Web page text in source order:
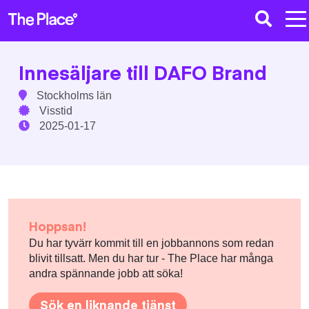
Innesäljare till DAFO Brand
Stockholms län
Visstid
2025-01-17
Hoppsan!
Du har tyvärr kommit till en jobbannons som redan
blivit tillsatt. Men du har tur - The Place har många
andra spännande jobb att söka!
Sök en liknande tjänst